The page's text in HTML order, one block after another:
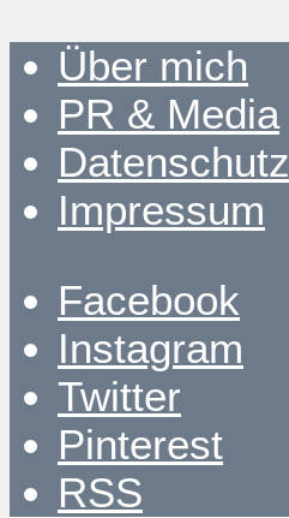
Über mich
PR & Media
Datenschutz
Impressum
Facebook
Instagram
Twitter
Pinterest
RSS